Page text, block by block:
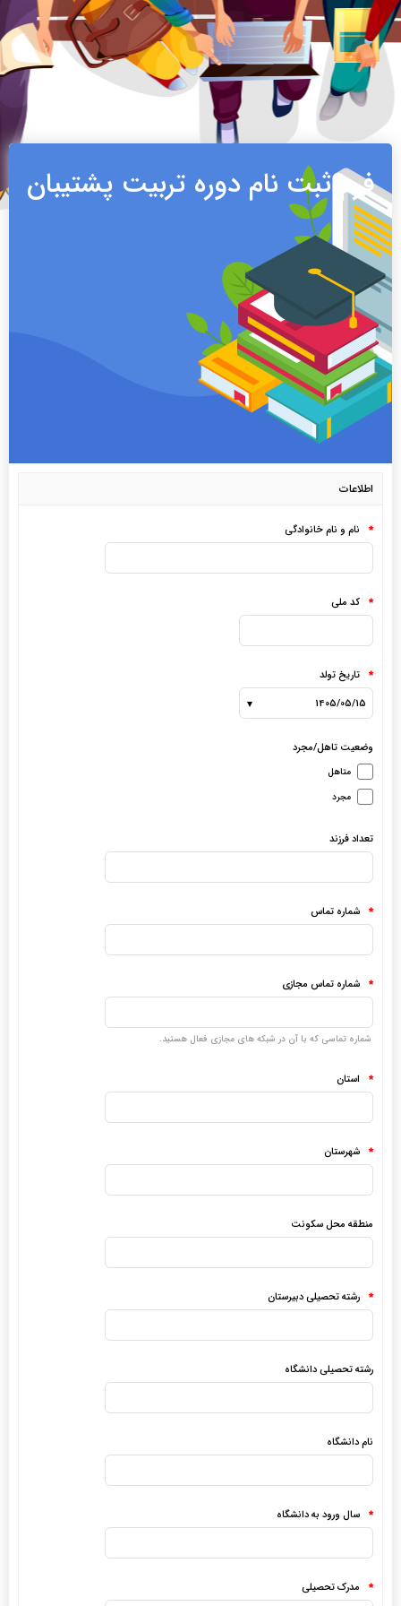
فرم ثبت نام دوره تربیت پشتیبان
اطلاعات
* نام و نام خانوادگی
* کد ملی
* تاریخ تولد
وضعیت تاهل/مجرد
متاهل
مجرد
تعداد فرزند
* شماره تماس
* شماره تماس مجازی
شماره تماسی که با آن در شبکه های مجازی فعال هستید.
* استان
* شهرستان
منطقه محل سکونت
* رشته تحصیلی دبیرستان
رشته تحصیلی دانشگاه
نام دانشگاه
* سال ورود به دانشگاه
* مدرک تحصیلی